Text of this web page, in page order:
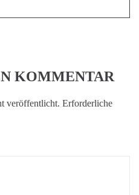
KOMMENTAR
veröffentlicht. Erforderliche